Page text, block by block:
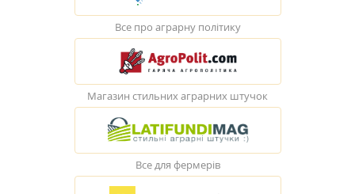
Все про аграрну політику
Магазин стильних аграрних штучок
Все для фермерів